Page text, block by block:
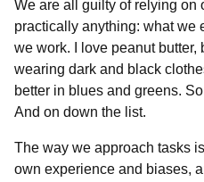
We are all guilty of relying on
practically anything: what we
we work. I love peanut butter,
wearing dark and black
better in blues and greens.
And on down the list.
The way we approach tasks
own experience and biases,